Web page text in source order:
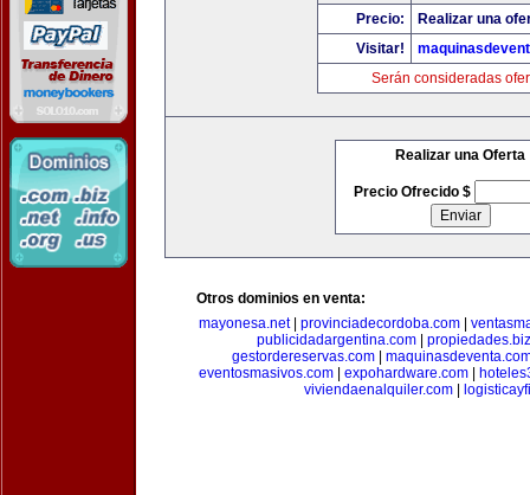
Precio:
Realizar una
Visitar!
Serán consideradas
Realizar una Oferta
Precio Ofrecido $
Otros dominios en venta:
mayonesa.net| provinciadecordoba.com
publicidadargentina.com| propiedades.biz
gestordereservas.com|
eventosmasivos.com
expohardware.com
viviendaenalquiler.com